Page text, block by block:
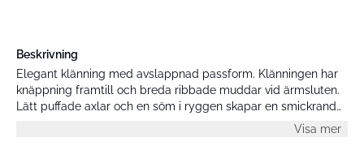
Beskrivning
Elegant klänning med avslappnad passform. Klänningen har
knäppning framtill och breda ribbade muddar vid ärmsluten.
Lätt puffade axlar och en söm i ryggen skapar en smickrande
siluett. Klänningen finns i flera färger, och alla modeller bär
Visa mer